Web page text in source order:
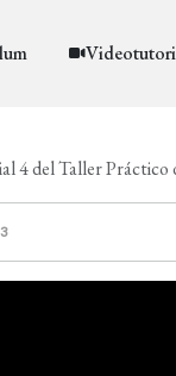
4 del Taller Práctico